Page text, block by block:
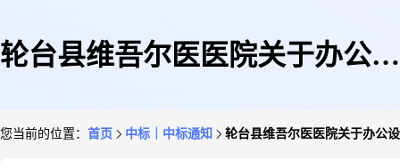
轮台县维吾尔医医院关于办公设
您当前的位置： 首页 中标｜中标通知 轮台县维吾尔医医院关于办公